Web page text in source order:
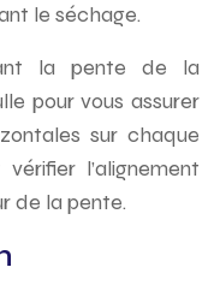
le séchage.
la pente de la
pour vous assurer
sur chaque
l’alignement
de la pente.